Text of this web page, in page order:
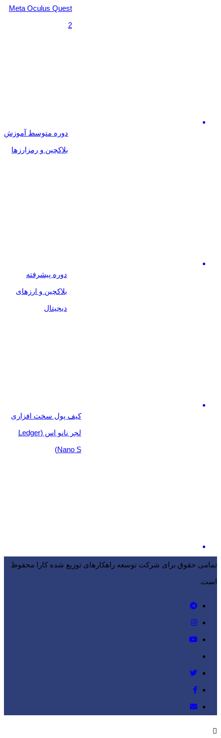
Meta Oculus Quest
2
دوره متوسط آموزش
بلاکچین و رمزارزها
دوره پیشرفته
بلاکچین و ارزهای
دیجیتال
کیف پول سخت افزاری
لجر نانو اس (Ledger
Nano S)
تمامی حقوق برای شرکت توسعه راهکارهای توزیع شده کارا محفوظ
است.